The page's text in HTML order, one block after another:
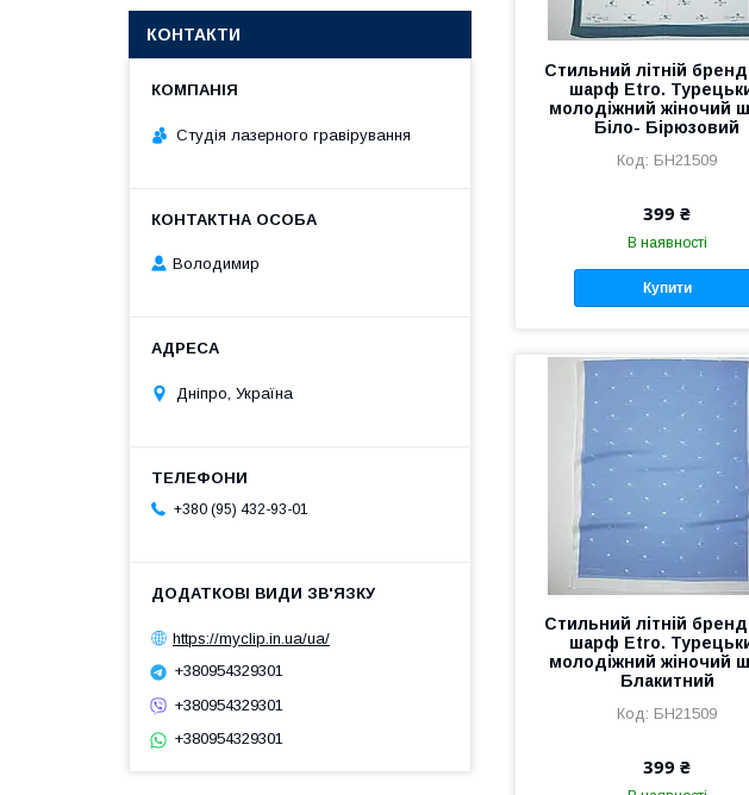
Стильний літній
шарф Etro.
молодіжний жіночий
Біло- Бірюзовий
БН21509
399 ₴
В наявності
Купити
Стильний літній
шарф Etro.
молодіжний жіночий
Блакитний
БН21509
399 ₴
КОНТАКТИ
Студія лазерного гравірування
Володимир
Дніпро, Україна
+380 (95) 432-93-01
https://myclip.in.ua/ua/
+380954329301
+380954329301
+380954329301